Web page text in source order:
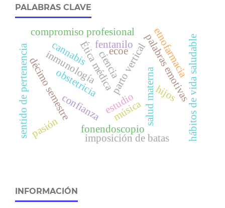
PALABRAS CLAVE
inmunología
confianza
parto verticalsalud materna
décimo semestre palabras emotivas
fonendoscopio
imposición de batas
sentido de pertenencia
compromiso profesional
Ética médica hábitos de vida saludable
fentanilo
obstetricia
estudio
pasión
hijos
ciencia
música
ecoe
cannabis etnofarmacia
INFORMACIÓN